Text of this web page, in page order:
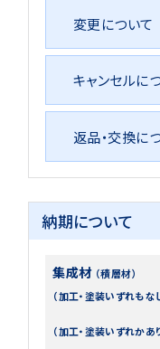
変更について
キャンセルに
返品・交換に
納期について
集成材 （積層材）
（加工・塗装いずれもな
（加工・塗装いずれかあ